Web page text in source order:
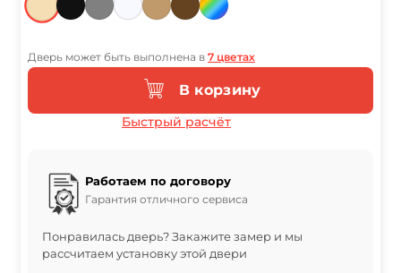
Дверь может быть выполнена в 7 цветах
В корзину
Быстрый расчёт
Работаем по договору
Гарантия отличного сервиса
Понравилась дверь? Закажите замер и мы
рассчитаем установку этой двери